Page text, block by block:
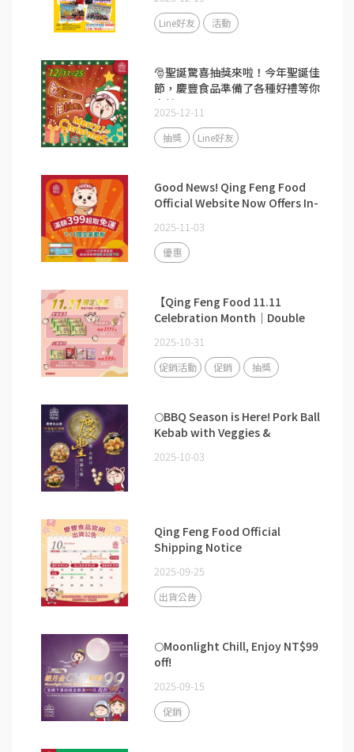
Line好友 活動
🎅聖誕驚喜抽獎來啦！今年聖誕佳
節，慶豐食品準備了各種好禮等你
來抽
2025-12-11
抽獎 Line好友
Good News! Qing Feng Food
Official Website Now Offers In-
2025-11-03
優惠
【Qing Feng Food 11.11
Celebration Month｜Double
Rewards!】
2025-10-31
促銷活動 促銷 抽獎
🌕BBQ Season is Here! Pork Ball
Kebab with Veggies &
Autumn Choice
2025-10-03
Qing Feng Food Official
Shipping Notice
2025-09-25
出貨公告
🌕Moonlight Chill, Enjoy NT$99
off!
2025-09-15
促銷